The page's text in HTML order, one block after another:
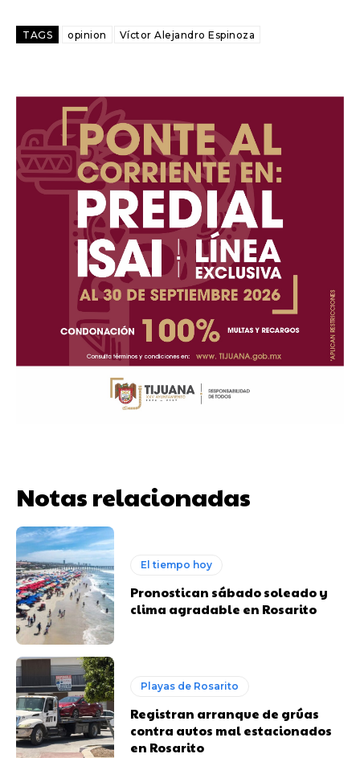
TAGS opinion Víctor Alejandro Espinoza
Notas relacionadas
El tiempo hoy
Pronostican sábado soleado y
clima agradable en Rosarito
Playas de Rosarito
Registran arranque de grúas
contra autos mal estacionados
en Rosarito